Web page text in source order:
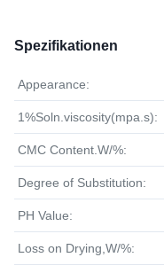
Spezifikationen
Appearance:
1%Soln.viscosity(mpa.s):
CMC Content.W/%:
Degree of Substitution:
PH Value:
Loss on Drying,W/%: